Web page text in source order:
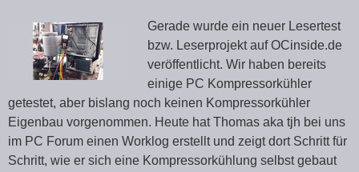
Gerade wurde ein neuer Lesertest
bzw. Leserprojekt auf OCinside.de
veröffentlicht. Wir haben bereits
einige PC Kompressorkühler
getestet, aber bislang noch keinen Kompressorkühler
Eigenbau vorgenommen. Heute hat Thomas aka tjh bei uns
im PC Forum einen Worklog erstellt und zeigt dort Schritt für
Schritt, wie er sich eine Kompressorkühlung selbst gebaut